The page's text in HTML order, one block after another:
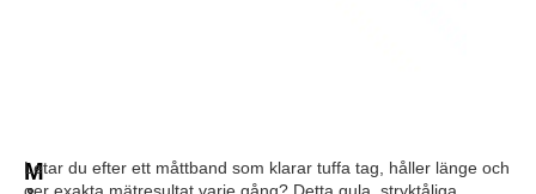
M
Letar du efter ett måttband som klarar tuffa tag, håller länge och
ger exakta mätresultat varje gång? Detta gula, stryktåliga